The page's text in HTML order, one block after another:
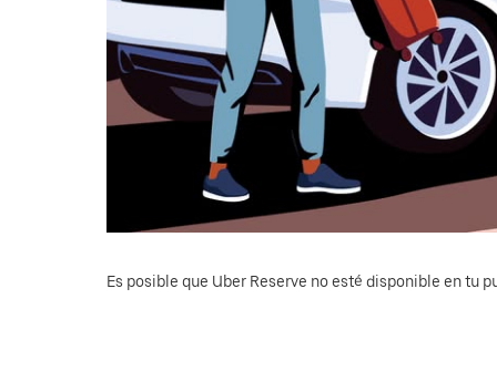
Es posible que Uber Reserve no esté disponible en tu